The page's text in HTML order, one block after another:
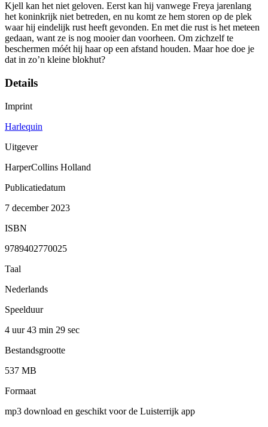
Kjell kan het niet geloven. Eerst kan hij vanwege Freya jarenlang
het koninkrijk niet betreden, en nu komt ze hem storen op de plek
waar hij eindelijk rust heeft gevonden. En met die rust is het meteen
gedaan, want ze is nog mooier dan voorheen. Om zichzelf te
beschermen móét hij haar op een afstand houden. Maar hoe doe je
dat in zo’n kleine blokhut?
Details
Imprint
Harlequin
Uitgever
HarperCollins Holland
Publicatiedatum
7 december 2023
ISBN
9789402770025
Taal
Nederlands
Speelduur
4 uur 43 min 29 sec
Bestandsgrootte
537 MB
Formaat
mp3 download en geschikt voor de Luisterrijk app